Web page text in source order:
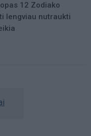
12 Zodiako
lengviau nutraukti